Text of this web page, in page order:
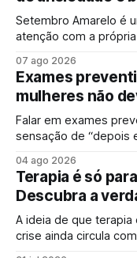
Setembro Amarelo é
atenção com a
de ansiedade e
algo já não vai bem. A
ampliar esse olhar,
07 ago 2026
Exames
mulheres não
Falar em exames
sensação de “depois
evidente. É
acompanhamento
espaço: identificar
aparecerem
04 ago 2026
Terapia é só
Descubra a
A ideia de que
crise ainda circula